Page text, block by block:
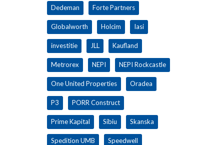
Dedeman Forte Partners
Globalworth Holcim Iasi
investitie JLL Kaufland
Metrorex NEPI NEPI Rockcastle
One United Properties Oradea
P3 PORR Construct
Prime Kapital Sibiu Skanska
Spedition UMB Speedwell